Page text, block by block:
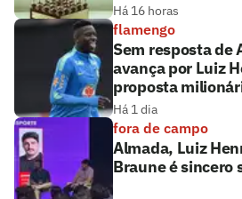
Há 16 horas
flamengo
Sem resposta de
avança por Luiz
proposta
Há 1 dia
fora de campo
Almada, Luiz
Braune é sincero